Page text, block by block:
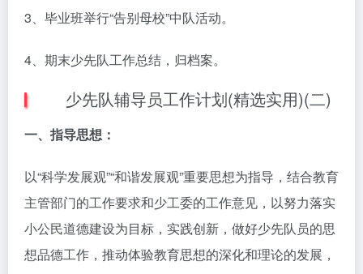
3、毕业班举行“告别母校”中队活动。
4、期末少先队工作总结，归档案。
少先队辅导员工作计划(精选实用)(二)
一、指导思想：
以“科学发展观”“和谐发展观”重要思想为指导，结合教育
主管部门的工作要求和少工委的工作意见，以努力落实
小公民道德建设为目标，实践创新，做好少先队员的思
想品德工作，推动体验教育思想的深化和理论的发展，